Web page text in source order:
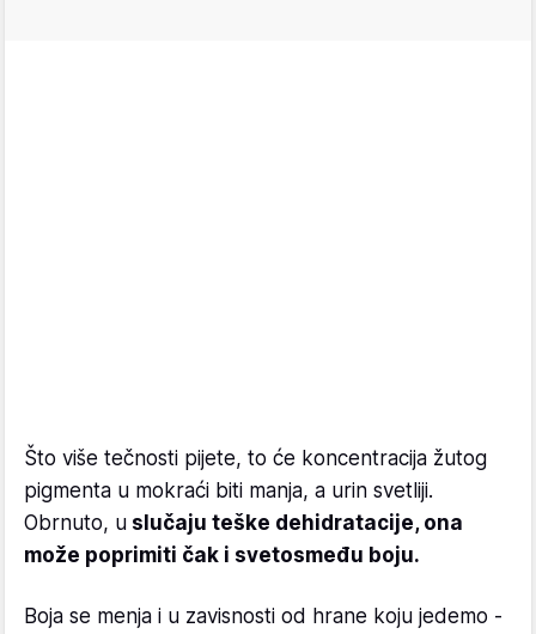
Što više tečnosti pijete, to će koncentracija žutog
pigmenta u mokraći biti manja, a urin svetliji.
Obrnuto, u slučaju teške dehidratacije, ona
može poprimiti čak i svetosmeđu boju.
Boja se menja i u zavisnosti od hrane koju jedemo -